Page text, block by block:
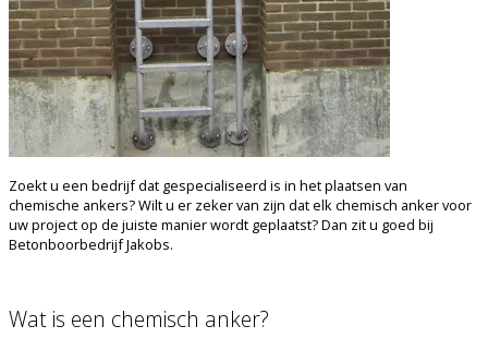
Zoekt u een bedrijf dat gespecialiseerd is in het plaatsen van
chemische ankers? Wilt u er zeker van zijn dat elk chemisch anker voor
uw project op de juiste manier wordt geplaatst? Dan zit u goed bij
Betonboorbedrijf Jakobs.
Wat is een chemisch anker?